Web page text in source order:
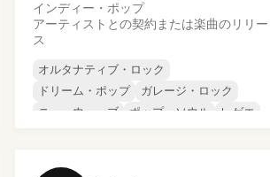
インディー・ポップ
アーティストとの契約または楽曲のリリー
ス
オルタナティブ・ロック
ドリーム・ポップ
ガレージ・ロック
ニューウェーブ
ポップ・ソウル
レゲエ